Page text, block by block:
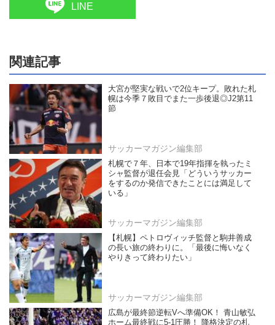
LINE
関連記事
大宮が堅実な戦いで2位キープ。敗れた札
幌は今季７敗目でまた一歩後退◎J2第11
節
サッカーマガジン編集部
札幌で７年、日本で19年指揮を執ったミ
シャ監督が退任会見「どういうサッカー
をするのか発信できたことには満足して
いる」
サッカーマガジン編集部
【札幌】ペトロヴィッチ監督と駒井善成
の長い旅の終わりに。「最後に悔いなく
やりきって終わりたい」
サッカーマガジン編集部
広島が最終節逆転Vへ準備OK！ 青山敏弘
ホーム最終戦に5-1圧勝！ 降格決定の札